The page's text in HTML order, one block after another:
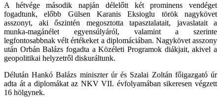
A hétvége második napján délelőtt két prominens vendéget
fogadtunk, előbb Gülsen Karanis Eksioglu török nagykövet
asszonyt, aki őszintén megosztotta tapasztalatait, javaslatait a
munka-magánélet egyensúlyáról, valamint a szerinte
legfontosabbnak vélt értékeket a diplomáciában. Nagykövet asszony
után Orbán Balázs fogadta a Közéleti Programok diákjait, akivel a
geopolitikai helyzetről diskuráltunk.
Délután Hankó Balázs miniszter úr és Szalai Zoltán főigazgató úr
adta át a diplomákat az NKV VII. évfolyamában sikeresen végzett
16 hölgynek.